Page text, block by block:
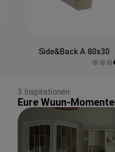
Side&Back A 80x30
3 Inspirationen
Eure Wuun-Momente